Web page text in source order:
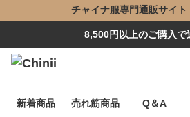
チャイナ服専門通販サイ
8,500円以上のご購入で
新着商品 売れ筋商品 Q＆A